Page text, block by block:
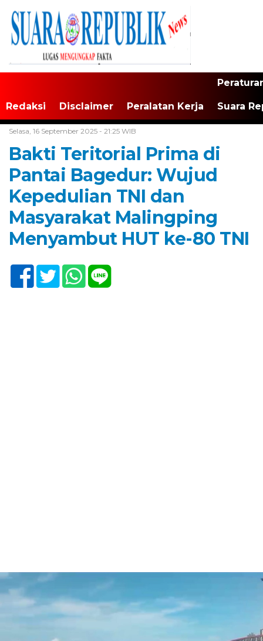
Redaksi Disclaimer Peralatan Kerja Suara
Selasa, 16 September 2025 - 21:25 WIB
Bakti Teritorial Prima di
Pantai Bagedur: Wujud
Kepedulian TNI dan
Masyarakat Malingping
Menyambut HUT ke-80 TNI